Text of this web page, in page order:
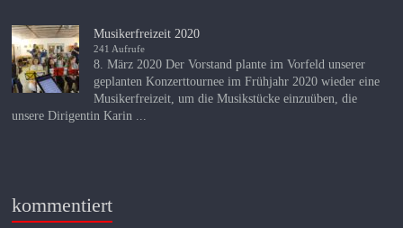
Musikerfreizeit 2020
241 Aufrufe
8. März 2020 Der Vorstand plante im Vorfeld unserer
geplanten Konzerttournee im Frühjahr 2020 wieder eine
Musikerfreizeit, um die Musikstücke einzuüben, die
unsere Dirigentin Karin ...
kommentiert